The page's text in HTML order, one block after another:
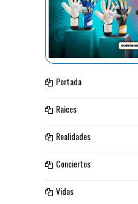
Portada
Raices
Realidades
Conciertos
Vidas